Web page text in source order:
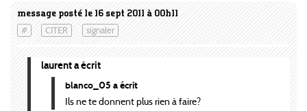
message posté le 16 sept 2011 à 00h11
# CITER signaler
laurent a écrit
blanco_05 a écrit
Ils ne te donnent plus rien à faire?